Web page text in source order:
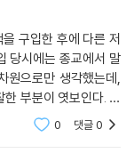
인간은 늘 악의 수렁
수많은 추종자를 거
포기하고 두 신을 철
들은 독특하게도
사유하고자 했다.
이 탄생했고 결과적
여준다.
의와 낭만주의 신학, 1
한다. 파스칼과 데카
자들이 새로운 시대
며 오늘날 우리에게
구입한 후에 다른 저
당시에는 종교에서 말
원으로만 생각했는데,
부분이 엿보인다. 읽
0 댓글0